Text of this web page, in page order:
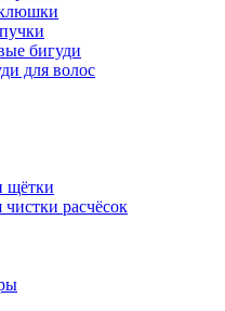
бигуди
для волос
щётки
расчёсок